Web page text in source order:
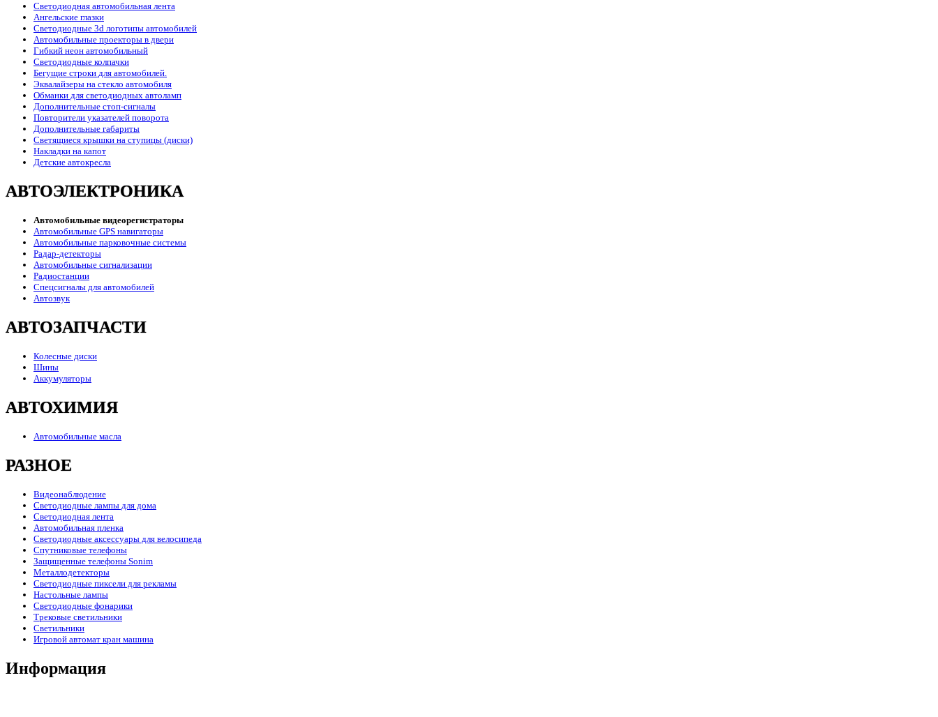
Светодиодная автомобильная лента
Ангельские глазки
Светодиодные 3d логотипы автомобилей
Автомобильные проекторы в двери
Гибкий неон автомобильный
Светодиодные колпачки
Бегущие строки для автомобилей.
Эквалайзеры на стекло автомобиля
Обманки для светодиодных автоламп
Дополнительные стоп-сигналы
Повторители указателей поворота
Дополнительные габариты
Светящиеся крышки на ступицы (диски)
Накладки на капот
Детские автокресла
АВТОЭЛЕКТРОНИКА
Автомобильные видеорегистраторы
Автомобильные GPS навигаторы
Автомобильные парковочные системы
Радар-детекторы
Автомобильные сигнализации
Радиостанции
Спецсигналы для автомобилей
Автозвук
АВТОЗАПЧАСТИ
Колесные диски
Шины
Аккумуляторы
АВТОХИМИЯ
Автомобильные масла
РАЗНОЕ
Видеонаблюдение
Светодиодные лампы для дома
Светодиодная лента
Автомобильная пленка
Светодиодные аксессуары для велосипеда
Спутниковые телефоны
Защищенные телефоны Sonim
Металлодетекторы
Светодиодные пиксели для рекламы
Настольные лампы
Светодиодные фонарики
Трековые светильники
Светильники
Игровой автомат кран машина
Информация